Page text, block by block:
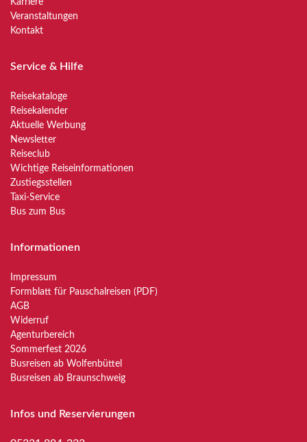
Karriere
Veranstaltungen
Kontakt
Service & Hilfe
Reisekataloge
Reisekalender
Aktuelle Werbung
Newsletter
Reiseclub
Wichtige Reiseinformationen
Zustiegsstellen
Taxi-Service
Bus zum Bus
Informationen
Impressum
Formblatt für Pauschalreisen (PDF)
AGB
Widerruf
Agenturbereich
Sommerfest 2026
Busreisen ab Wolfenbüttel
Busreisen ab Braunschweig
Infos und Reservierungen